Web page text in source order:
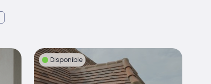
Disponible